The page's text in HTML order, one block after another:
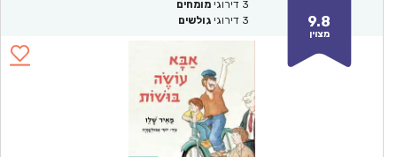
9.8
מצוין
3 דירוגי מומחים
3 דירוגי גולשים